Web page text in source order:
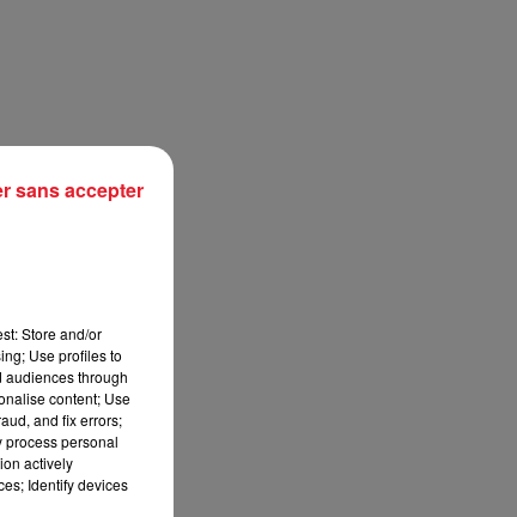
Store and/or
Use profiles to
audiences through
content; Use
and fix errors;
process personal
actively
Identify devices
sans accepter